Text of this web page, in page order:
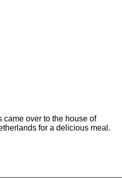
over to the house of
for a delicious meal.